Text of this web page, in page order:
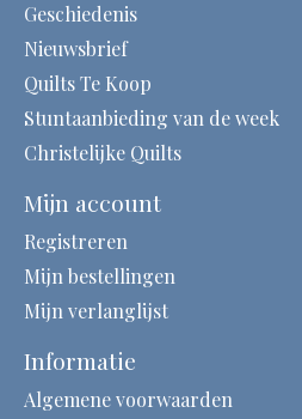
Geschiedenis
Nieuwsbrief
Quilts Te Koop
Stuntaanbieding van de week
Christelijke Quilts
Mijn account
Registreren
Mijn bestellingen
Mijn verlanglijst
Informatie
Algemene voorwaarden